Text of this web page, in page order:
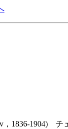
，1836-1904) チ